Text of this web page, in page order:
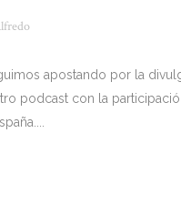
apostando por la
podcast con la